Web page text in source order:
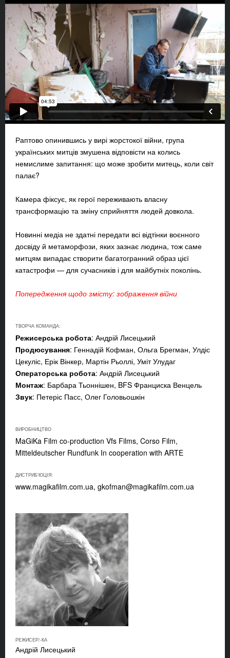
Раптово опинившись у вирі жорстокої війни, група
українських митців змушена відповісти на колись
немислиме запитання: що може зробити митець, коли світ
палає?
Камера фіксує, як герої переживають власну
трансформацію та зміну сприйняття людей довкола.
Новинні медіа не здатні передати всі відтінки воєнного
досвіду й метаморфози, яких зазнає людина, тож саме
митцям випадає створити багатогранний образ цієї
катастрофи — для сучасників і для майбутніх поколінь.
Попередження щодо змісту: зображення війни
ТВОРЧА КОМАНДА:
Режисерська робота: Андрій Лисецький
Продюсування: Геннадій Кофман, Ольга Брегман, Улдіс
Цекуліс, Ерік Вінкер, Мартін Рьоллі, Уміт Улудаг
Операторська робота: Андрій Лисецький
Монтаж: Барбара Тьоннішен, BFS Франциска Венцель
Звук: Петеріс Пасс, Олег Головьошкін
ВИРОБНИЦТВО
MaGiKa Film co-production Vfs Films, Corso Film,
Mitteldeutscher Rundfunk In cooperation with ARTE
ДИСТРИБ'ЮЦІЯ:
www.magikafilm.com.ua, gkofman@magikafilm.com.ua
РЕЖИСЕР/-КА
Андрій Лисецький